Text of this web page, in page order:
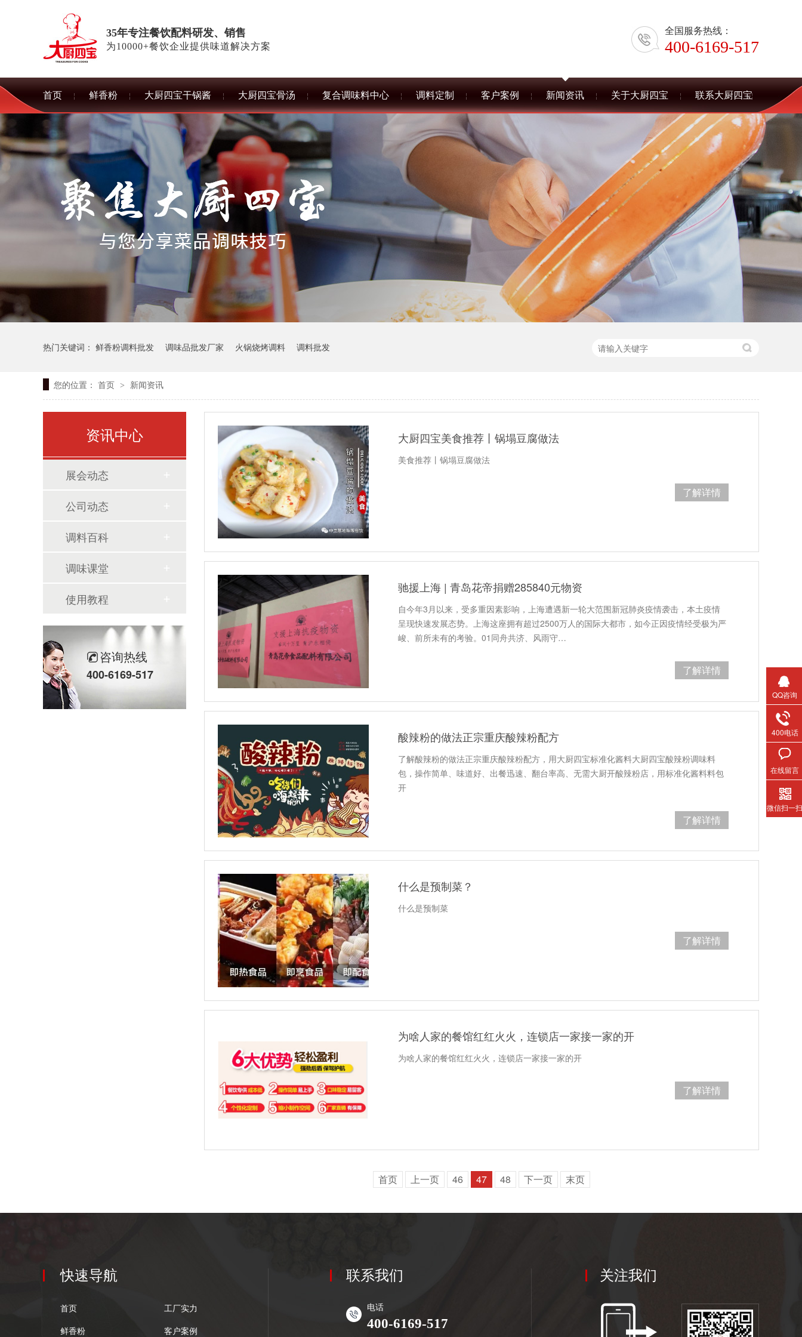
35年专注餐饮配料研发、销售
为10000+餐饮企业提供味道解决方案
全国服务热线：
400-6169-517
首页 鲜香粉 大厨四宝干锅酱 大厨四宝骨汤 复合调味料中心 调料定制 客户案例 新闻资讯 关于大厨四宝 联系大厨四宝
热门关键词： 鲜香粉调料批发 调味品批发厂家 火锅烧烤调料 调料批发
您的位置： 首页 > 新闻资讯
大厨四宝美食推荐丨锅塌豆腐做法
美食推荐丨锅塌豆腐做法
了解详情
驰援上海 | 青岛花帝捐赠285840元物资
自今年3月以来，受多重因素影响，上海遭遇新一轮大范围新冠肺炎疫情袭击，本土疫情
呈现快速发展态势。上海这座拥有超过2500万人的国际大都市，如今正因疫情经受极为严
峻、前所未有的考验。01同舟共济、风雨守…
了解详情
酸辣粉的做法正宗重庆酸辣粉配方
了解酸辣粉的做法正宗重庆酸辣粉配方，用大厨四宝标准化酱料大厨四宝酸辣粉调味料
包，操作简单、味道好、出餐迅速、翻台率高、无需大厨开酸辣粉店，用标准化酱料料包
开
了解详情
什么是预制菜？
什么是预制菜
了解详情
为啥人家的餐馆红红火火，连锁店一家接一家的开
为啥人家的餐馆红红火火，连锁店一家接一家的开
了解详情
首页 上一页 46 47 48 下一页 末页
资讯中心
展会动态
公司动态
调料百科
调味课堂
使用教程
咨询热线
400-6169-517
快速导航
首页 工厂实力
鲜香粉 客户案例
联系我们
电话
400-6169-517
关注我们
QQ咨询
400电话
在线留言
微信扫一扫